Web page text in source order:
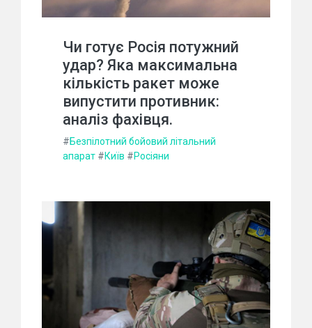
Чи готує Росія потужний
удар? Яка максимальна
кількість ракет може
випустити противник:
аналіз фахівця.
#Безпілотний бойовий літальний
апарат #Київ #Росіяни